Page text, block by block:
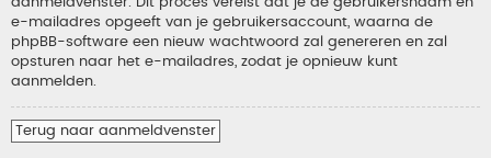
e-mailadres opgeeft van je gebruikersaccount, waarna de
phpBB-software een nieuw wachtwoord zal genereren en zal
opsturen naar het e-mailadres, zodat je opnieuw kunt
aanmelden.
Terug naar aanmeldvenster